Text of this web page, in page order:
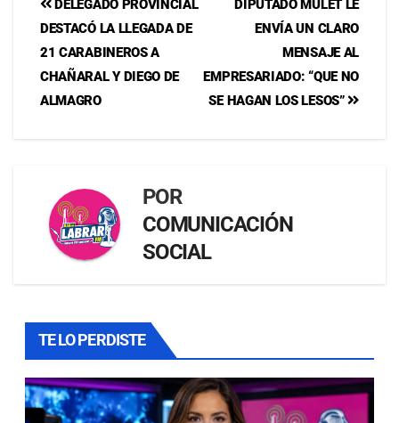
DIPUTADO MULET LE
ENVÍA UN CLARO
MENSAJE AL
EMPRESARIADO: “QUE NO
SE HAGAN LOS LESOS”
DELEGADO PROVINCIAL
DESTACÓ LA LLEGADA DE
21 CARABINEROS A
CHAÑARAL Y DIEGO DE
ALMAGRO
POR
COMUNICACIÓN
SOCIAL
TE LO PERDISTE